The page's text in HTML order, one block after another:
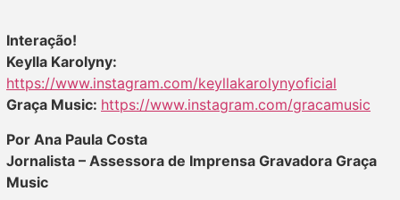
Interação!
Keylla Karolyny:
https://www.instagram.com/keyllakarolynyoficial
Graça Music: https://www.instagram.com/gracamusic
Por Ana Paula Costa
Jornalista – Assessora de Imprensa Gravadora Graça
Music